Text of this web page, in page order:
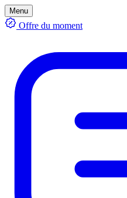
Menu
Offre du moment